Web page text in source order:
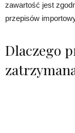
zawartość jest
przepisów
Dlaczego